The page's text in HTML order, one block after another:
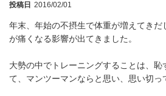
投稿日 2016/02/01
年末、年始の不摂生で体重が増えてき
が痛くなる影響が出てきました。
大勢の中でトレーニングすることは、
て、マンツーマンならと思い、思い切っ